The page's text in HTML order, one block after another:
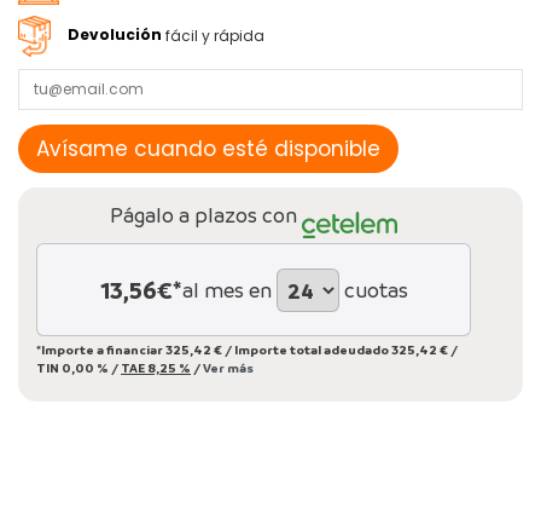
Devolución fácil y rápida
Págalo a plazos con
13,56€*al mes en cuotas
*Importe a financiar325,42 € / Importe total adeudado325,42 € /
TIN 0,00 % / TAE 8,25 % /Ver más